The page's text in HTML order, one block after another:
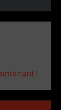
!